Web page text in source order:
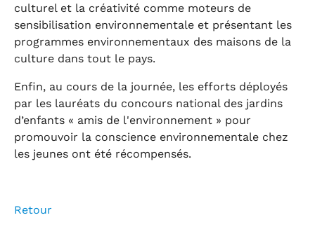
culturel et la créativité comme moteurs de
sensibilisation environnementale et présentant les
programmes environnementaux des maisons de la
culture dans tout le pays.
Enfin, au cours de la journée, les efforts déployés
par les lauréats du concours national des jardins
d’enfants « amis de l'environnement » pour
promouvoir la conscience environnementale chez
les jeunes ont été récompensés.
Retour